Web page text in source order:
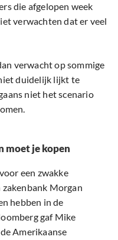
die afgelopen week
verwachten dat er veel
verwacht op sommige
duidelijk lijkt te
niet het scenario
moet je kopen
een zwakke
zakenbank Morgan
hebben in de
gaf Mike
Amerikaanse